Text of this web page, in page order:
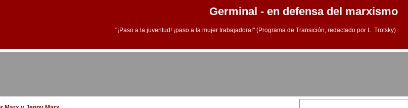
Germinal - en defensa del marxismo
"¡Paso a la juventud! ¡paso a la mujer trabajadora!" (Programa de Transición, redactado por L. Trotsky)